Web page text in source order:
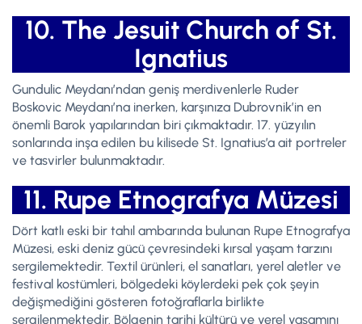
10. The Jesuit Church of St.
Ignatius
Gundulic Meydanı’ndan geniş merdivenlerle Ruder
Boskovic Meydanı’na inerken, karşınıza Dubrovnik’in en
önemli Barok yapılarından biri çıkmaktadır. 17. yüzyılın
sonlarında inşa edilen bu kilisede St. Ignatius’a ait portreler
ve tasvirler bulunmaktadır.
11. Rupe Etnografya Müzesi
Dört katlı eski bir tahıl ambarında bulunan Rupe Etnografya
Müzesi, eski deniz gücü çevresindeki kırsal yaşam tarzını
sergilemektedir. Textil ürünleri, el sanatları, yerel aletler ve
festival kostümleri, bölgedeki köylerdeki pek çok şeyin
değişmediğini gösteren fotoğraflarla birlikte
sergilenmektedir. Bölgenin tarihi kültürü ve yerel yaşamını